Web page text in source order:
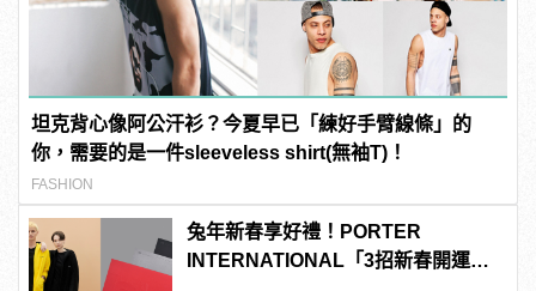
坦克背心像阿公汗衫？今夏早已「練好手臂線條」的
你，需要的是一件sleeveless shirt(無袖T)！
FASHION
兔年新春享好禮！PORTER
INTERNATIONAL「3招新春開運